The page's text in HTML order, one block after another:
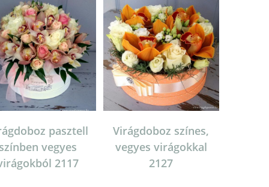
a
termékoldalon
választhatók
ki
pasztell
színben vegyes
2117
Virágdoboz színes,
vegyes virágokkal
2127